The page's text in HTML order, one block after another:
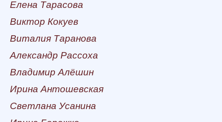
Елена Тарасова
Виктор Кокуев
Виталия Таранова
Александр Рассоха
Владимир Алёшин
Ирина Антошевская
Светлана Усанина